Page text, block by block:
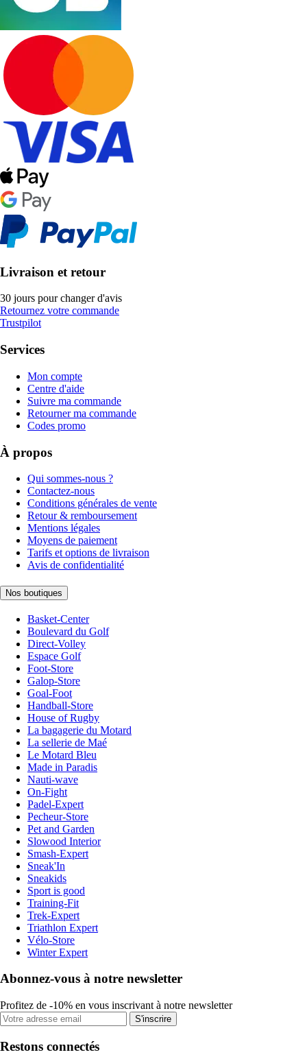
Livraison et retour
30 jours pour changer d'avis
Retournez votre commande
Trustpilot
Services
Mon compte
Centre d'aide
Suivre ma commande
Retourner ma commande
Codes promo
À propos
Qui sommes-nous ?
Contactez-nous
Conditions générales de vente
Retour & remboursement
Mentions légales
Moyens de paiement
Tarifs et options de livraison
Avis de confidentialité
Nos boutiques
Basket-Center
Boulevard du Golf
Direct-Volley
Espace Golf
Foot-Store
Galop-Store
Goal-Foot
Handball-Store
House of Rugby
La bagagerie du Motard
La sellerie de Maé
Le Motard Bleu
Made in Paradis
Nauti-wave
On-Fight
Padel-Expert
Pecheur-Store
Pet and Garden
Slowood Interior
Smash-Expert
Sneak'In
Sneakids
Sport is good
Training-Fit
Trek-Expert
Triathlon Expert
Vélo-Store
Winter Expert
Abonnez-vous à notre newsletter
Profitez de -10% en vous inscrivant à notre newsletter
S'inscrire
Restons connectés